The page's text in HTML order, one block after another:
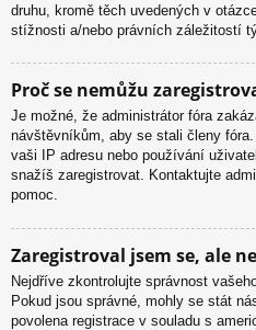
druhu, kromě těch uvedených v
stížnosti a/nebo právních záležitostí
Proč se nemůžu
Je možné, že administrátor fóra
návštěvníkům, aby se stali členy
vaši IP adresu nebo používání
snažíš zaregistrovat. Kontaktujte
pomoc.
Zaregistroval jsem se, ale
Nejdříve zkontrolujte správnost
Pokud jsou správné, mohly se stát
povolena registrace v souladu s